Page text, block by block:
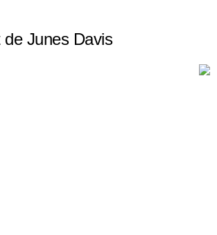
de Junes Davis